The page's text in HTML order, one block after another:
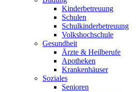
Kinderbetreuung
Schulen
Schulkinderbetreuung
Volkshochschule
Gesundheit
Ärzte & Heilberufe
Apotheken
Krankenhäuser
Soziales
Senioren